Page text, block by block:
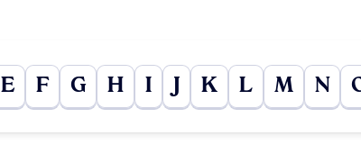
E F G H I J K L M N